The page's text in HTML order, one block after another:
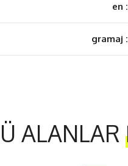
en :
gramaj :
ALANLAR